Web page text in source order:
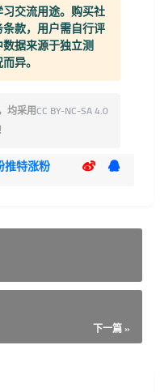
交流用途。购买社
款，用户需自行评
据来源于独立测
异。
均采用CC BY-NC-SA 4.0
推特涨粉
下一篇 »